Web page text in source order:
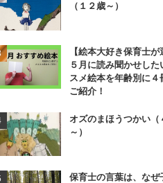
（１２歳～）
【絵本大好き保育士が
５月に読み聞かせした
スメ絵本を年齢別に４
ご紹介！
オズのまほうつかい（
～）
保育士の言葉は、なぜ